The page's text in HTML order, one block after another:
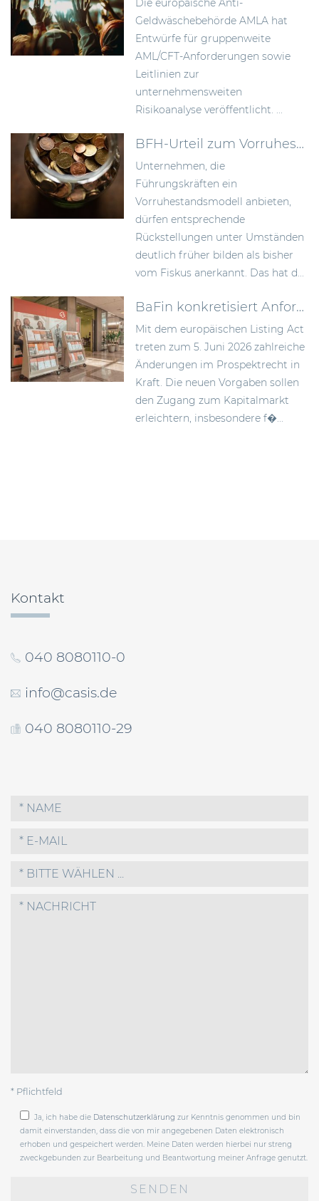
Die europäische Anti-
Geldwäschebehörde AMLA hat
Entwürfe für gruppenweite
AML/CFT-Anforderungen sowie
Leitlinien zur
unternehmensweiten
Risikoanalyse veröffentlicht. ...
BFH-Urteil zum Vorruhestandsmodell: Rückstellungen früher bilden als bisher anerkannt
Unternehmen, die
Führungskräften ein
Vorruhestandsmodell anbieten,
dürfen entsprechende
Rückstellungen unter Umständen
deutlich früher bilden als bisher
vom Fiskus anerkannt. Das hat d...
BaFin konkretisiert Anforderungen an Wertpapierprospekte im Zuge des Listing Act
Mit dem europäischen Listing Act
treten zum 5. Juni 2026 zahlreiche
Änderungen im Prospektrecht in
Kraft. Die neuen Vorgaben sollen
den Zugang zum Kapitalmarkt
erleichtern, insbesondere f�...
Kontakt
040 8080110-0
info@casis.de
040 8080110-29
* BITTE WÄHLEN ...
* Pflichtfeld
Ja, ich habe die Datenschutzerklärung zur Kenntnis genommen und bin
damit einverstanden, dass die von mir angegebenen Daten elektronisch
erhoben und gespeichert werden. Meine Daten werden hierbei nur streng
zweckgebunden zur Bearbeitung und Beantwortung meiner Anfrage genutzt.